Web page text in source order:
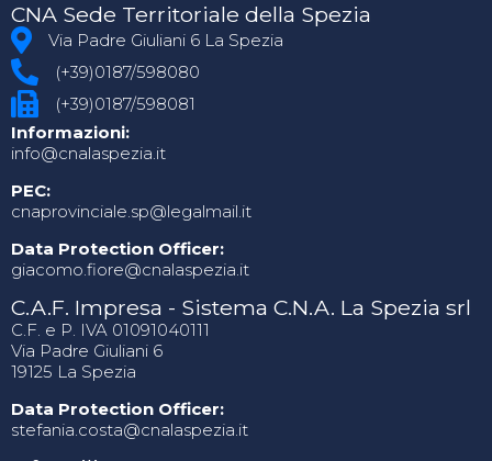
CNA Sede Territoriale della Spezia
Via Padre Giuliani 6 La Spezia
(+39)0187/598080
(+39)0187/598081
Informazioni:
info@cnalaspezia.it
PEC:
cnaprovinciale.sp@legalmail.it
Data Protection Officer:
giacomo.fiore@cnalaspezia.it
C.A.F. Impresa - Sistema C.N.A. La Spezia srl
C.F. e P. IVA 01091040111
Via Padre Giuliani 6
19125 La Spezia
Data Protection Officer:
stefania.costa@cnalaspezia.it